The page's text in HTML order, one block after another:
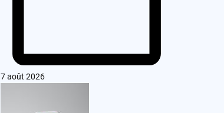
7 août 2026